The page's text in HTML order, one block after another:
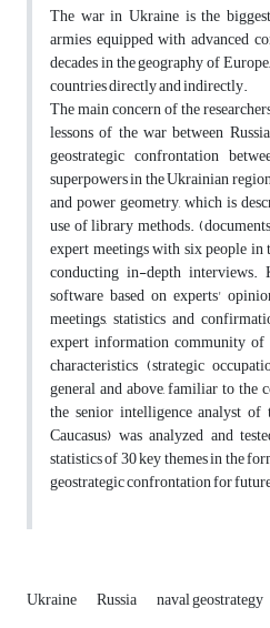
The war in Ukraine is the
armies equipped with advanced
decades in the geography of
countries directly and indirectly.
The main concern of the
lessons of the war between
geostrategic confrontation
superpowers in the Ukrainian
and power geometry, which is
use of library methods.
expert meetings with six people
conducting in-depth interviews.
software based on experts'
meetings, statistics and
expert information community
characteristics (strategic
general and above, familiar to the
the senior intelligence analyst
Caucasus) was analyzed and
statistics of 30 key themes in the
geostrategic confrontation for
Ukraine Russia naval geostrategy